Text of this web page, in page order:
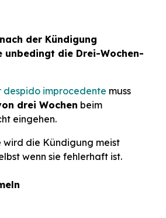
der Kündigung
unbedingt die Drei-Wochen-
despido improcedente muss
drei Wochen beim
eingehen.
wird die Kündigung meist
wenn sie fehlerhaft ist.